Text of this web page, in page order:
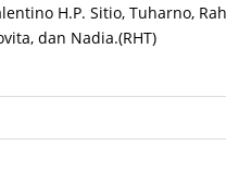
H.P. Sitio, Tuharno,
dan Nadia.(RHT)